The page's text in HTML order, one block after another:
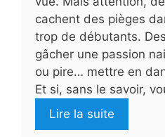
cachent des pièges
trop de débutants.
gâcher une passion
ou pire… mettre en
Et si, sans le savoir,
Lire la suite